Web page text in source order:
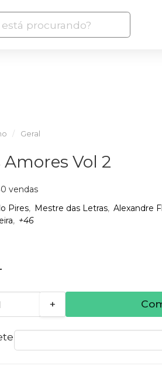
Geral
Amores Vol 2
vendas
Pires Mestre das Letras Alexandre
+46
+